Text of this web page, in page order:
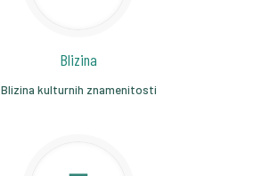
Blizina
Blizina kulturnih znamenitosti